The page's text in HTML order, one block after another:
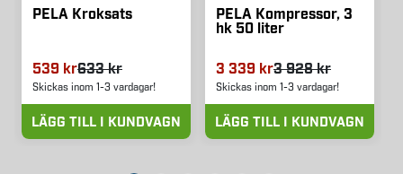
PELA Kroksats
539 kr633 kr
Skickas inom 1-3 vardagar!
LÄGG TILL I KUNDVAGN
PELA Kompressor, 3
hk 50 liter
3 339 kr3 928 kr
Skickas inom 1-3 vardagar!
LÄGG TILL I KUNDVAGN